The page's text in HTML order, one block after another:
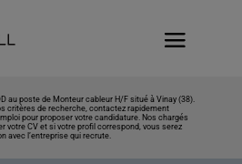
au poste de Monteur cableur H/F situé à Vinay (38).
critères de recherche, contactez rapidement
pour proposer votre candidature. Nos chargés
votre CV et si votre profil correspond, vous serez
avec l’entreprise qui recrute.